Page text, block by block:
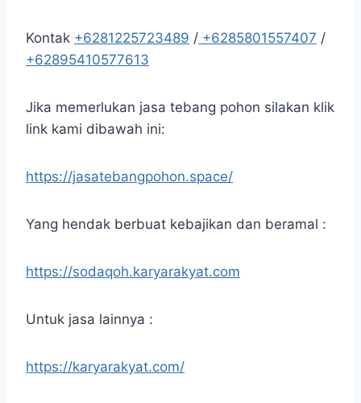
Kontak +6281225723489 / +6285801557407 /
+62895410577613
Jika memerlukan jasa tebang pohon silakan klik
link kami dibawah ini:
https://jasatebangpohon.space/
Yang hendak berbuat kebajikan dan beramal :
https://sodaqoh.karyarakyat.com
Untuk jasa lainnya :
https://karyarakyat.com/